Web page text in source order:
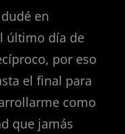
en
último día de
por eso
el final para
como
que jamás